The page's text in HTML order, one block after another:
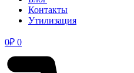
Контакты
Утилизация
0₽ 0